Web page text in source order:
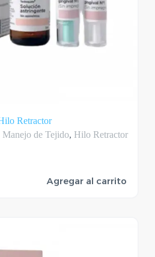
Retractor
de Tejido, Hilo Retractor
Agregar al carrito